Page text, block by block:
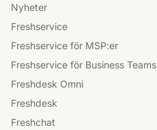
Nyheter
Freshservice
Freshservice för MSP:er
Freshservice för Business Teams
Freshdesk Omni
Freshdesk
Freshchat